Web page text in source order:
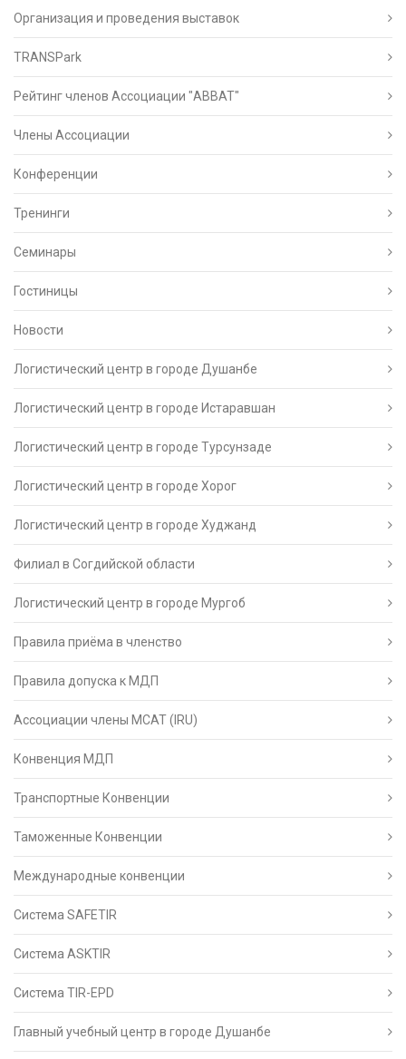
Организация и проведения выставок
TRANSPark
Рейтинг членов Ассоциации "АВВАТ"
Члены Ассоциации
Конференции
Тренинги
Семинары
Гостиницы
Новости
Логистический центр в городе Душанбе
Логистический центр в городе Истаравшан
Логистический центр в городе Турсунзаде
Логистический центр в городе Хорог
Логистический центр в городе Худжанд
Филиал в Согдийской области
Логистический центр в городе Мургоб
Правила приёма в членство
Правила допуска к МДП
Ассоциации члены МСАТ (IRU)
Конвенция МДП
Транспортные Конвенции
Таможенные Конвенции
Международные конвенции
Система SAFETIR
Система ASKTIR
Система TIR-EPD
Главный учебный центр в городе Душанбе